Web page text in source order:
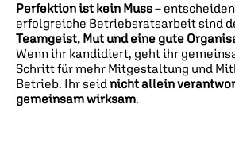
Perfektion ist kein Muss–
erfolgreiche Betriebsratsarbeit sind
Teamgeist, Mut und eine gute
Wenn ihr kandidiert, geht ihr
Schritt für mehr Mitgestaltung und
Betrieb. Ihr seidnicht allein
gemeinsam wirksam.